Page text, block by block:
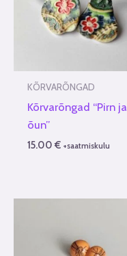
KÕRVARÕNGAD
Kõrvarõngad “Pirn ja
õun”
15.00€ +saatmiskulu